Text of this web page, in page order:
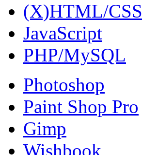
(X)HTML/CSS
JavaScript
PHP/MySQL
Photoshop
Paint Shop Pro
Gimp
Wishbook